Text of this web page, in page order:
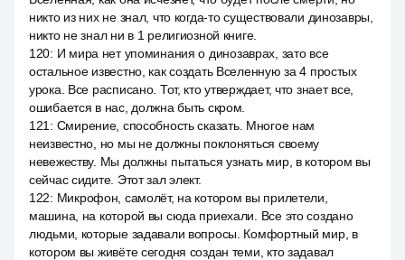
никто из них не знал, что когда-то существовали динозавры,
никто не знал ни в 1 религиозной книге.
120: И мира нет упоминания о динозаврах, зато все
остальное известно, как создать Вселенную за 4 простых
урока. Все расписано. Тот, кто утверждает, что знает все,
ошибается в нас, должна быть скром.
121 : Смирение, способность сказать. Многое нам
неизвестно, но мы не должны поклоняться своему
невежеству. Мы должны пытаться узнать мир, в котором вы
сейчас сидите. Этот зал элект.
122: Микрофон, самолёт, на котором вы прилетели,
машина, на которой вы сюда приехали. Все это создано
людьми, которые задавали вопросы. Комфортный мир, в
котором вы живёте сегодня создан теми, кто задавал